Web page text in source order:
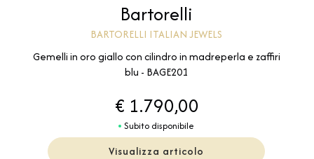
Bartorelli
BARTORELLI ITALIAN JEWELS
Gemelli in oro giallo con cilindro in madreperla e zaffiri
blu - BAGE201
€ 1.790,00
Subito disponibile
Visualizza articolo